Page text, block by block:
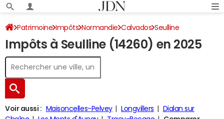
Patrimoine Impôts Normandie Calvados Seulline
Impôt sur le revenu
Impôts à Seulline (14260) en 2025
Voir aussi : Maisoncelles-Pelvey Longvillers
Dialan sur